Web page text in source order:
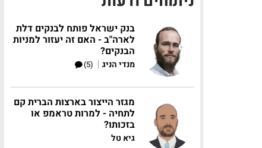
בנק ישראל פותח לבנקים דלת
לארה"ב - האם זה יעזור למניות
הבנקים?
מנדי הניג |
(5)
מגזר הייצור בארצות הברית קם
לתחיה - למרות טראמפ או
בזכותו?
גיא טל